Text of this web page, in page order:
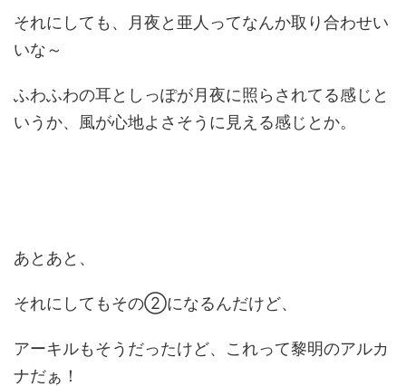
それにしても、月夜と亜人ってなんか取り合わせい
いな～
ふわふわの耳としっぽが月夜に照らされてる感じと
いうか、風が心地よさそうに見える感じとか。
あとあと、
それにしてもその②になるんだけど、
アーキルもそうだったけど、これって黎明のアルカ
ナだぁ！